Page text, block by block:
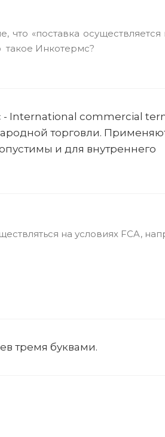
«поставка осуществляется
такое Инкотермс?
- International commercial
торговли.
и для внутреннего
на условиях FCA,
тремя буквами.